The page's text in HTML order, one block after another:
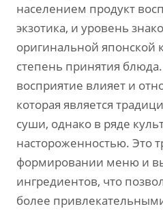
населением продукт
экзотика, и уровень
оригинальной японской
степень принятия
восприятие влияет и
которая является
суши, однако в ряде
настороженностью. Это
формировании меню и
ингредиентов, что
более